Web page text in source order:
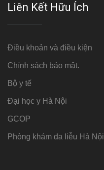
Liên Kết Hữu Ích
Điều khoản và điều kiện
Chính sách bảo mật.
Bộ y tế
Đại học y Hà Nội
GCOP
Phòng khám da liễu Hà Nội